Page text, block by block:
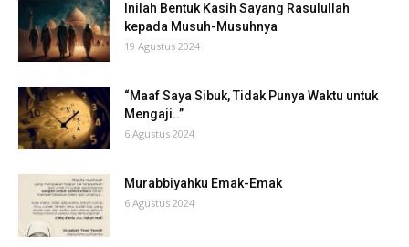
Inilah Bentuk Kasih Sayang Rasulullah
kepada Musuh-Musuhnya
19 Agustus 2024
“Maaf Saya Sibuk, Tidak Punya Waktu untuk
Mengaji..”
6 Agustus 2024
Murabbiyahku Emak-Emak
6 Agustus 2024